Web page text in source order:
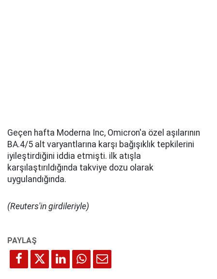
Geçen hafta Moderna Inc, Omicron'a özel aşılarının
BA.4/5 alt varyantlarına karşı bağışıklık tepkilerini
iyileştirdiğini iddia etmişti. ilk atışla
karşılaştırıldığında takviye dozu olarak
uygulandığında.
(Reuters'in girdileriyle)